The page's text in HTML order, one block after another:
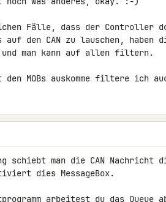
Fälle, dass der Controller
auf den CAN zu lauschen, haben
und man kann auf allen filtern.
den MOBs auskomme filtere ich
schiebt man die CAN
dies MessageBox.
arbeitest du das